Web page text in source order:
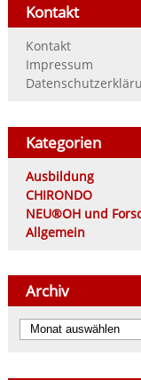
Kontakt
Kontakt
Impressum
Kategorien
Ausbildung
CHIRONDO
NEU®OH und
Allgemein
Archiv
Archiv